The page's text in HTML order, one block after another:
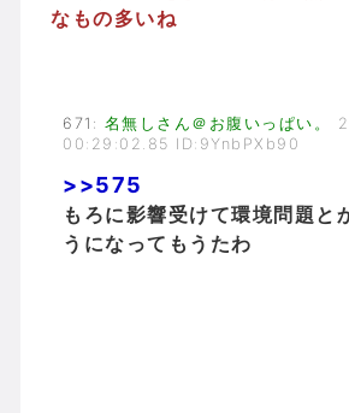
なもの多いね
671 : 名無しさん＠お腹いっぱい。
00:29:02.85 ID:9YnbPXb90
>>575
もろに影響受けて環境問題と
うになってもうたわ